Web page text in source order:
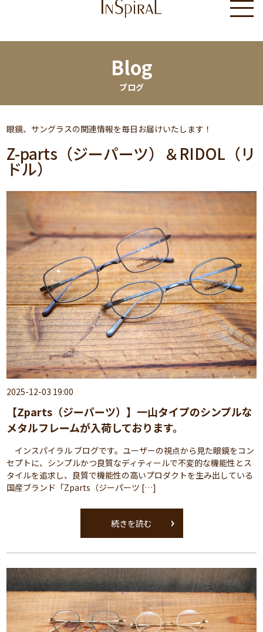
Blog
ブログ
眼鏡、サングラスの関連情報を毎日お届けいたします！
Z-parts（ジーパーツ）＆RIDOL（リ
ドル）
2025-12-03 19:00
【Zparts（ジーパーツ）】一山タイプのシンプルな
メタルフレームが入荷しております。
インスパイラル ブログです。ユーザーの視点から見た眼鏡をコン
セプトに、シンプルかつ良質なディティールで不変的な機能性とス
タイルを追求し、良質で機能性の高いプロダクトを生み出している
国産ブランド「Zparts（ジーパーツ […]
続きを読む